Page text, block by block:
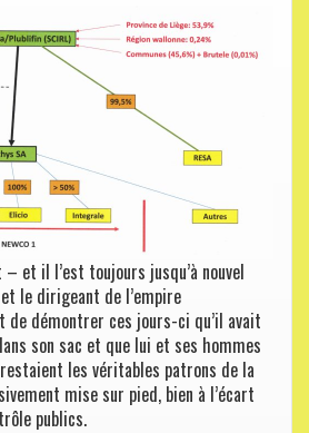
et il l’est toujours jusqu’à nouvel
le dirigeant de l’empire
de démontrer ces jours-ci qu’il avait
son sac et que lui et ses hommes
les véritables patrons de la
mise sur pied, bien à l’écart
publics.